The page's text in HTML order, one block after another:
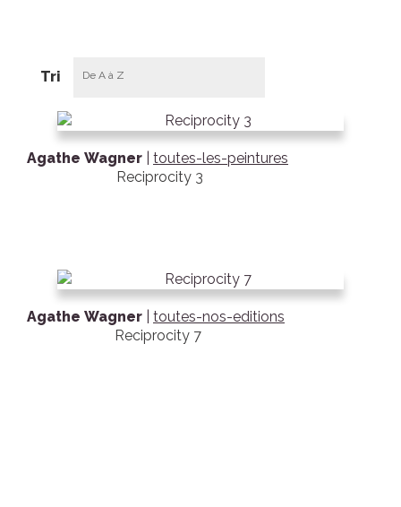
Tri De A à Z
Agathe Wagner
toutes-les-peintures
Reciprocity 3
Agathe Wagner
toutes-nos-editions
Reciprocity 7